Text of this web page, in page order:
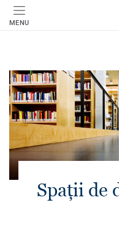
MENU
Spații de